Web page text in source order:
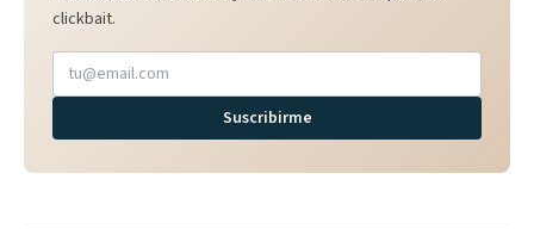
clickbait.
Suscribirme